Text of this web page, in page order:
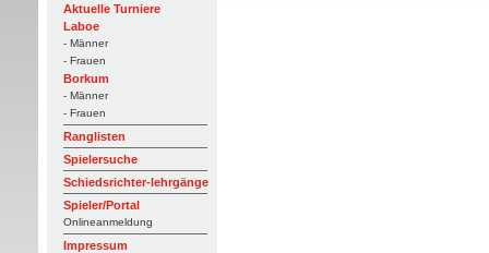
Aktuelle Turniere
Laboe
- Männer
- Frauen
Borkum
- Männer
- Frauen
Ranglisten
Spielersuche
Schiedsrichter-lehrgänge
Spieler/Portal
Onlineanmeldung
Impressum